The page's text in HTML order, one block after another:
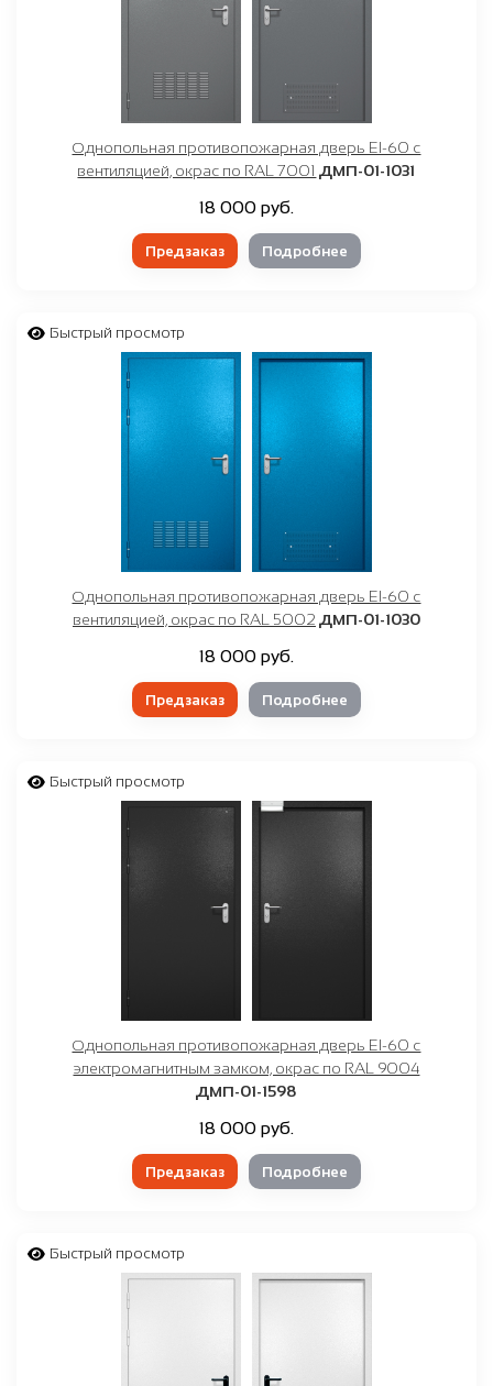
Однопольная противопожарная дверь EI-60 с
вентиляцией, окрас по RAL 7001 ДМП-01-1031
18 000 руб.
Предзаказ Подробнее
Быстрый просмотр
Однопольная противопожарная дверь EI-60 с
вентиляцией, окрас по RAL 5002 ДМП-01-1030
18 000 руб.
Предзаказ Подробнее
Быстрый просмотр
Однопольная противопожарная дверь EI-60 с
электромагнитным замком, окрас по RAL 9004
ДМП-01-1598
18 000 руб.
Предзаказ Подробнее
Быстрый просмотр